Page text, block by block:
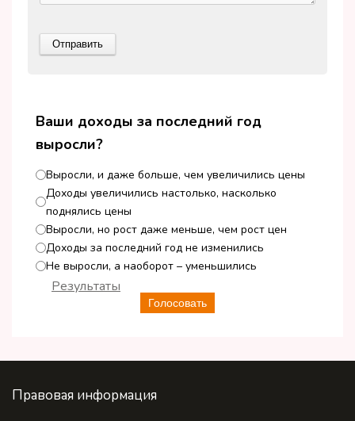
Ваши доходы за последний год
выросли?
Выросли, и даже больше, чем увеличились цены
Доходы увеличились настолько, насколько
поднялись цены
Выросли, но рост даже меньше, чем рост цен
Доходы за последний год не изменились
Не выросли, а наоборот – уменьшились
Голосовать
Результаты
Правовая информация